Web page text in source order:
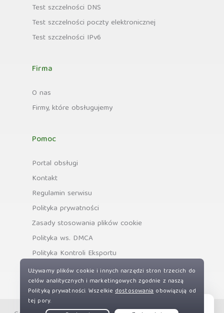
Test szczelności DNS
Test szczelności poczty elektronicznej
Test szczelności IPv6
Firma
O nas
Firmy, które obsługujemy
Pomoc
Portal obsługi
Kontakt
Regulamin serwisu
Polityka prywatności
Zasady stosowania plików cookie
Polityka ws. DMCA
Polityka Kontroli Eksportu